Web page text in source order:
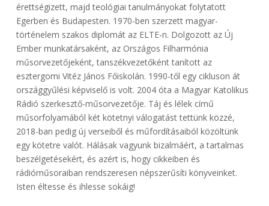
érettségizett, majd teológiai tanulmányokat folytatott
Egerben és Budapesten. 1970-ben szerzett magyar-
történelem szakos diplomát az ELTE-n. Dolgozott az Új
Ember munkatársaként, az Országos Filharmónia
műsorvezetőjeként, tanszékvezetőként tanított az
esztergomi Vitéz János Főiskolán. 1990-től egy cikluson át
országgyűlési képviselő is volt. 2004 óta a Magyar Katolikus
Rádió szerkesztő-műsorvezetője. Táj és lélek című
műsorfolyamából két kötetnyi válogatást tettünk közzé,
2018-ban pedig új verseiből és műfordításaiból közöltünk
egy kötetre valót. Hálásak vagyunk bizalmáért, a tartalmas
beszélgetésekért, és azért is, hogy cikkeiben és
rádióműsoraiban rendszeresen népszerűsíti könyveinket.
Isten éltesse és ihlesse sokáig!